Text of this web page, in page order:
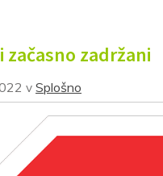
začasno zadržani
v Splošno